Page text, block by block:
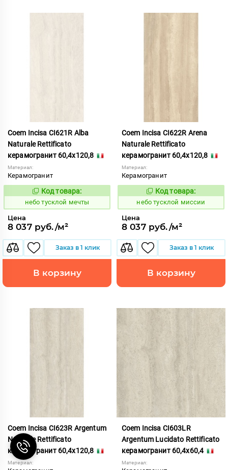
Coem Incisa CI621R Alba
Naturale Rettificato
керамогранит 60,4x120,8
Материал:
Керамогранит
1122676
Код товара:
небо тусклой мечты
Цена
8 037 руб./м²
Заказ в 1 клик
В корзину
Coem Incisa CI622R Arena
Naturale Rettificato
керамогранит 60,4x120,8
Материал:
Керамогранит
1122677
Код товара:
небо тусклой миссии
Цена
8 037 руб./м²
Заказ в 1 клик
В корзину
Coem Incisa CI623R Argentum
Naturale Rettificato
керамогранит 60,4x120,8
Материал:
Coem Incisa CI603LR
Argentum Lucidato Rettificato
керамогранит 60,4x60,4
Материал: